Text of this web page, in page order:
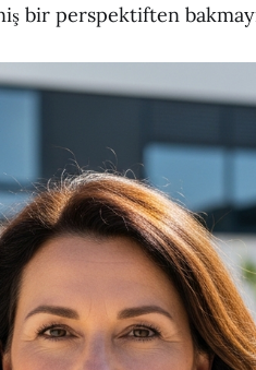
bir perspektiften